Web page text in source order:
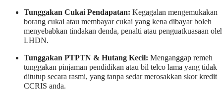
Tunggakan Cukai Pendapatan: Kegagalan mengemukakan
borang cukai atau membayar cukai yang kena dibayar boleh
menyebabkan tindakan denda, penalti atau penguatkuasaan
LHDN.
Tunggakan PTPTN & Hutang Kecil: Menganggap remeh
tunggakan pinjaman pendidikan atau bil telco lama yang tidak
ditutup secara rasmi, yang tanpa sedar merosakkan skor kredit
CCRIS anda.